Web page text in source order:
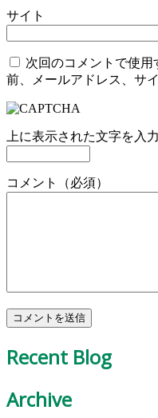
サイト
次回のコメントで使
前、メールアドレス、サ
上に表示された文字を入
コメント（必須）
Recent Blog
Archive